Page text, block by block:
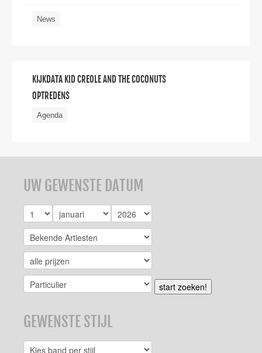
News
KIJKDATA KID CREOLE AND THE COCONUTS
OPTREDENS
Agenda
UW GEWENSTE DATUM
start zoeken!
GEWENSTE STIJL